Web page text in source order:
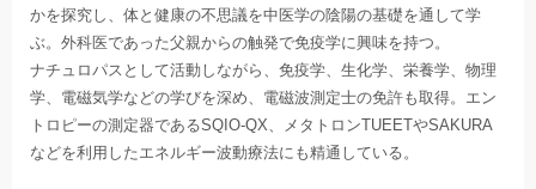
かを探究し、体と健康の不思議を中医学の陰陽の基礎を通して学
ぶ。外科医であった父親からの触発で免疫学に興味を持つ。
ナチュロパスとして活動しながら、免疫学、生化学、栄養学、物理
学、電磁気学などの学びを深め、電磁波測定士の免許も取得。エン
トロピーの測定器であるSQIO-QX、メタトロンTUEETやSAKURA
などを利用したエネルギー波動療法にも精通している。